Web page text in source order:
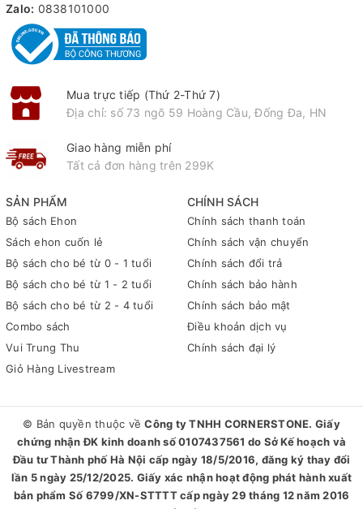
SẢN PHẨM
Bộ sách Ehon
Sách ehon cuốn lẻ
Bộ sách cho bé từ 0 - 1 tuổi
Bộ sách cho bé từ 1 - 2 tuổi
Bộ sách cho bé từ 2 - 4 tuổi
Combo sách
Vui Trung Thu
Giỏ Hàng Livestream
CHÍNH SÁCH
Chính sách thanh toán
Chính sách vận chuyển
Chính sách đổi trả
Chính sách bảo hành
Chính sách bảo mật
Điều khoản dịch vụ
Chính sách đại lý
Zalo: 0838101000
Mua trực tiếp (Thứ 2-Thứ 7)
Địa chỉ: số 73 ngõ 59 Hoàng Cầu, Đống Đa, HN
Giao hàng miễn phí
Tất cả đơn hàng trên 299K
© Bản quyền thuộc vềCông ty TNHH CORNERSTONE. Giấy
chứng nhận ĐK kinh doanh số 0107437561 do Sở Kế hoạch và
Đầu tư Thành phố Hà Nội cấp ngày 18/5/2016, đăng ký thay đổi
lần 5 ngày 25/12/2025. Giấy xác nhận hoạt động phát hành xuất
bản phẩm Số 6799/XN-STTTT cấp ngày 29 tháng 12 năm 2016